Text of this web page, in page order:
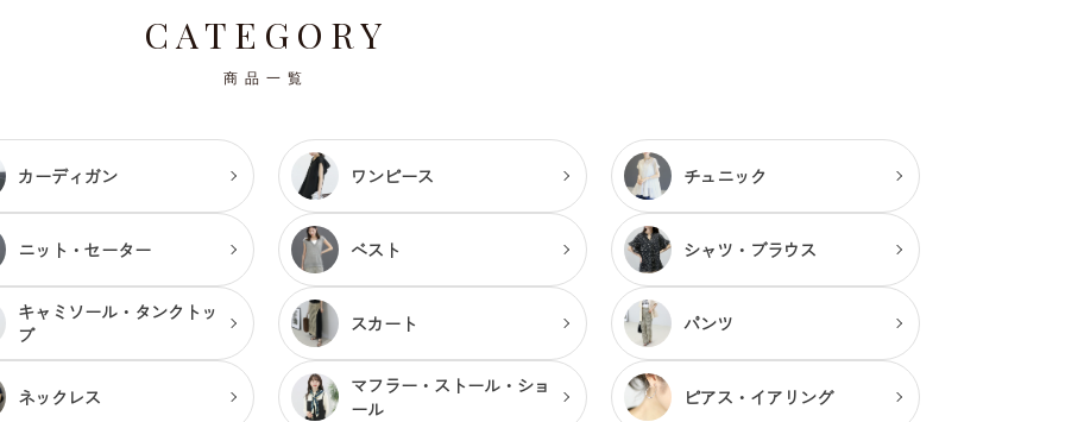
CATEGORY
商品一覧
カーディガン ワンピース チュニック
ニット・セーター ベスト シャツ・ブラウス
キャミソール・ タンクトッ
プ
スカート パンツ
ネックレス
マフラー・ストール・ショ
ール
ピアス・ イアリング